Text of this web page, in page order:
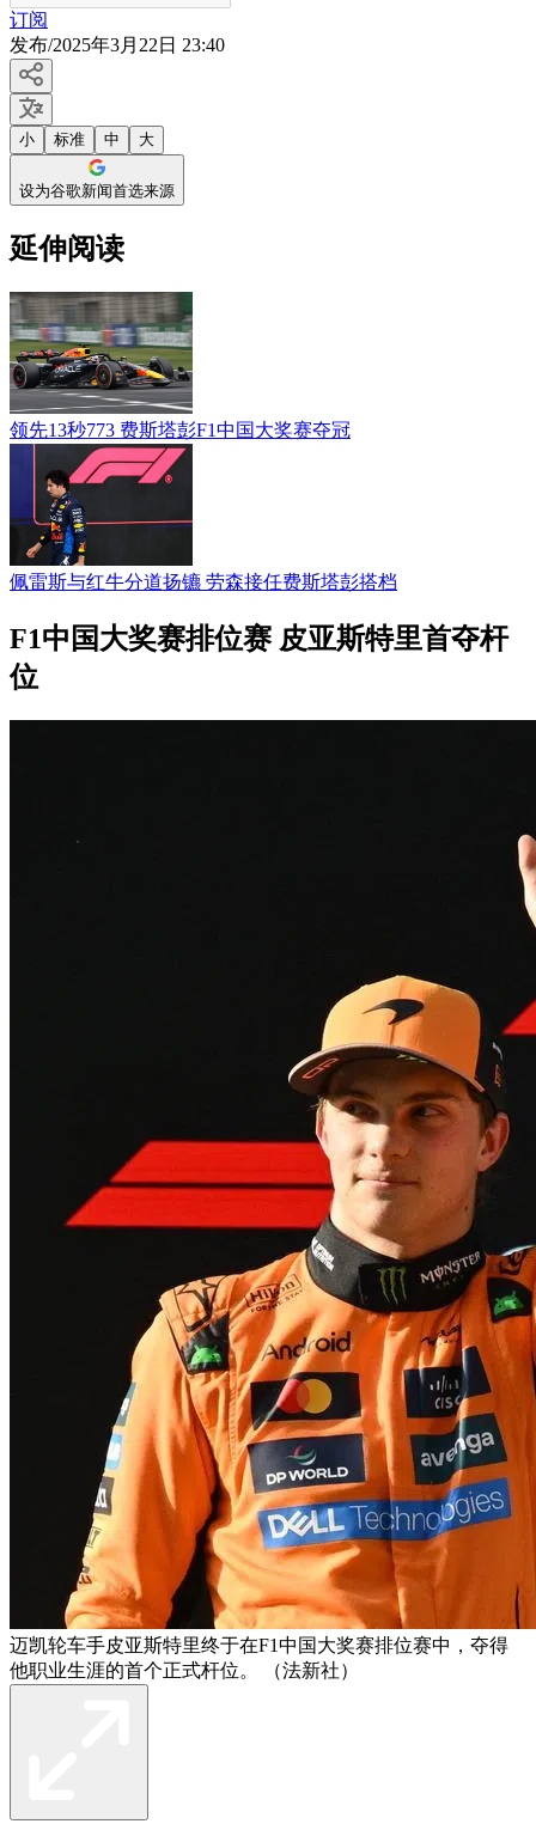
订阅
发布/2025年3月22日 23:40
小 标准 中 大
设为谷歌新闻首选来源
延伸阅读
领先13秒773 费斯塔彭F1中国大奖赛夺冠
佩雷斯与红牛分道扬镳 劳森接任费斯塔彭搭档
F1中国大奖赛排位赛 皮亚斯特里首夺杆
位
迈凯轮车手皮亚斯特里终于在F1中国大奖赛排位赛中，夺得
他职业生涯的首个正式杆位。 （法新社）